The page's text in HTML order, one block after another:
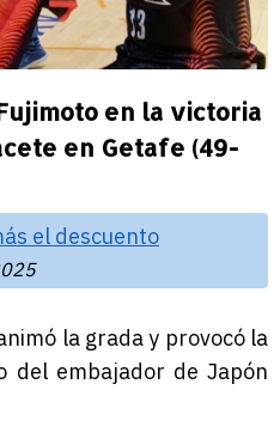
en la victoria
en Getafe (49-
el descuento
la grada y provocó la
del embajador de Japón